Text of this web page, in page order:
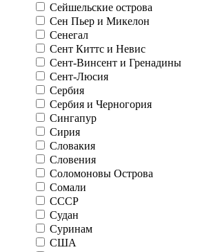
Сейшельские острова
Сен Пьер и Микелон
Сенегал
Сент Киттс и Невис
Сент-Винсент и Гренадины
Сент-Люсия
Сербия
Сербия и Черногория
Сингапур
Сирия
Словакия
Словения
Соломоновы Острова
Сомали
СССР
Судан
Суринам
США